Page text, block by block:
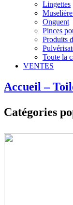
Lingettes
Onguent
Pinces
Produits
Toute la
VENTES
Accueil –
Catégories